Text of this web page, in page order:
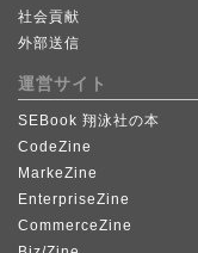
社会貢献
外部送信
運営サイト
SEBook 翔泳社の本
CodeZine
MarkeZine
EnterpriseZine
CommerceZine